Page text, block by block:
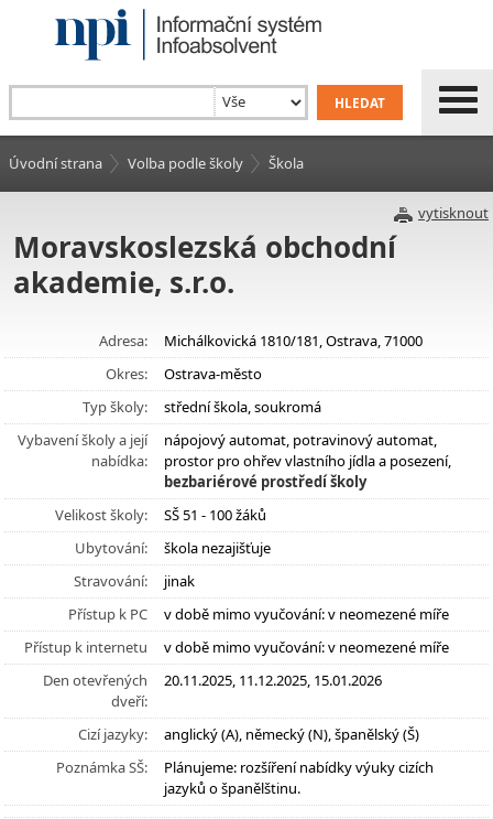
Úvodní strana Volba podle školy Škola
vytisknout
Moravskoslezská obchodní
akademie, s.r.o.
Adresa:
Michálkovická 1810/181, Ostrava, 71000
Okres:
Ostrava-město
Typ školy:
střední škola, soukromá
Vybavení školy a její
nabídka:
nápojový automat, potravinový automat,
prostor pro ohřev vlastního jídla a posezení,
bezbariérové prostředí školy
Velikost školy:
SŠ 51 - 100 žáků
Ubytování:
škola nezajišťuje
Stravování:
jinak
Přístup k PC
v době mimo vyučování: v neomezené míře
Přístup k internetu
v době mimo vyučování: v neomezené míře
Den otevřených
dveří:
20.11.2025, 11.12.2025, 15.01.2026
Cizí jazyky:
anglický (A), německý (N), španělský (Š)
Poznámka SŠ:
Plánujeme: rozšíření nabídky výuky cizích
jazyků o španělštinu.